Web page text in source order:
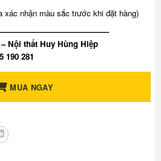
xác nhận màu sắc trước khi đặt hàng)
Nội thất Huy Hùng Hiệp
190 281
MUA NGAY